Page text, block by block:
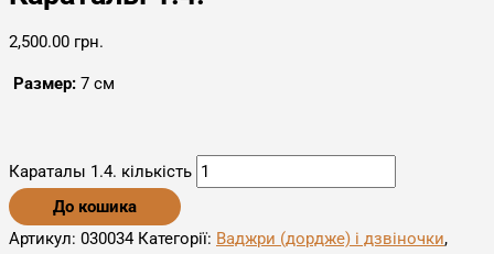
2,500.00 грн.
Размер: 7 см
Караталы 1.4. кількість
До кошика
Артикул: 030034 Категорії: Ваджри (дордже) і дзвіночки,